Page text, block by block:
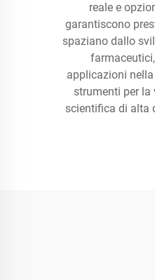
reale e
garantiscono
spaziano dallo
applicazioni
strumenti per
scientifica di alta